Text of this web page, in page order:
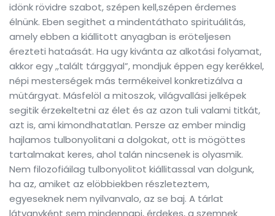
idönk rövidre szabot, szépen kell,szépen érdemes
élnünk. Eben segithet a mindentáthato spirituálitás,
amely ebben a kiállitott anyagban is eröteljesen
érezteti hataását. Ha ugy kivánta az alkotási folyamat,
akkor egy ,,talált tárggyal”, mondjuk éppen egy kerékkel,
népi mesterségek más termékeivel konkretizálva a
mütárgyat. Másfelöl a mitoszok, világvallási jelképek
segitik érzekeltetni az élet és az azon tuli valami titkát,
azt is, ami kimondhatatlan. Persze az ember mindig
hajlamos tulbonyolitani a dolgokat, ott is mögöttes
tartalmakat keres, ahol talán nincsenek is olyasmik.
Nem filozofiáilag tulbonyolitot kiállitassal van dolgunk,
ha az, amiket az elöbbiekben részleteztem,
egyeseknek nem nyilvanvalo, az se baj. A tárlat
látvanyként sem mindennapi, érdekes, a szemnek